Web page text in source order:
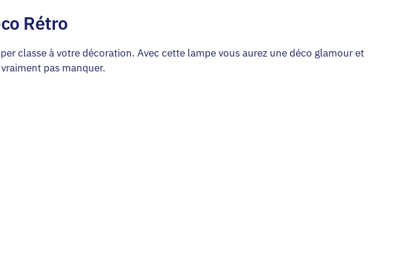
Rétro
classe à votre décoration. Avec cette lampe vous aurez une déco glamour et
pas manquer.